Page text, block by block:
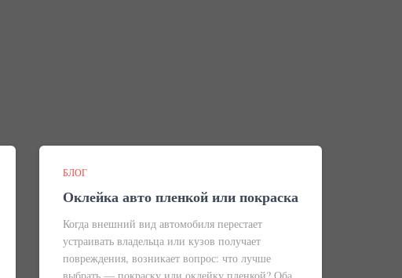
БЛОГ
Оклейка авто пленкой или покраска
Когда внешний вид автомобиля перестает
устраивать владельца или кузов получает
повреждения, возникает вопрос: что лучше